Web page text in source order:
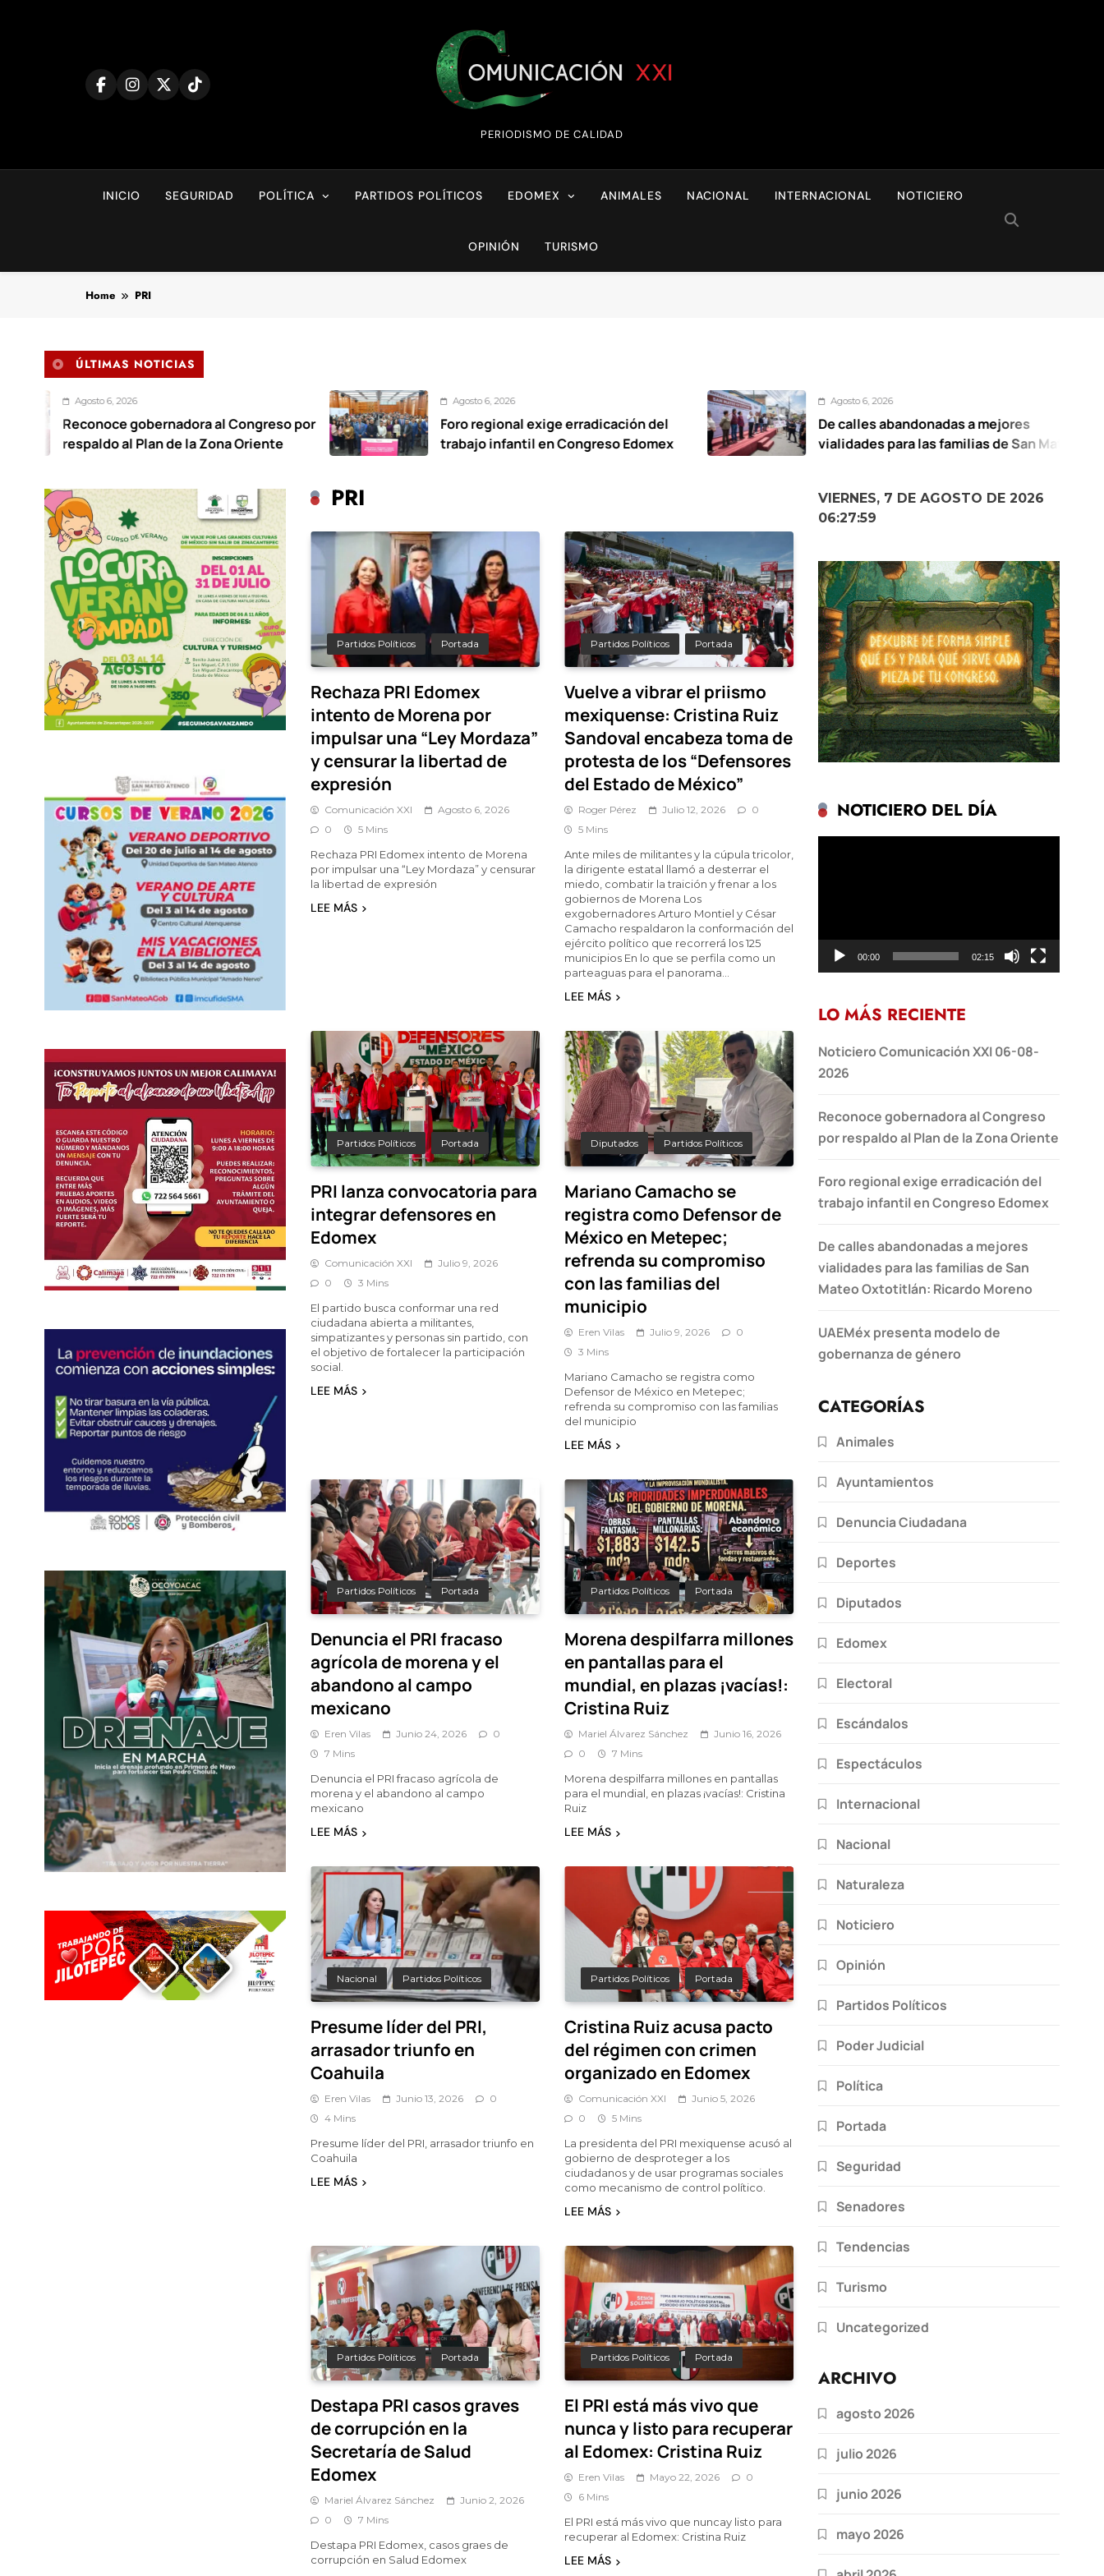
Comunicación XXI
PERIODISMO DE CALIDAD
INICIO SEGURIDAD POLÍTICA PARTIDOS POLÍTICOS EDOMEX ANIMALES NACIONAL INTERNACIONAL NOTICIERO
OPINIÓN TURISMO
Home PRI
ÚLTIMAS NOTICIAS
gobernadora al Congreso por
al Plan de la Zona Oriente
Agosto 6, 2026
Foro regional exige erradicación del
trabajo infantil en Congreso Edomex
Agosto 6, 2026
De calles abandonadas a mejores
vialidades para las familias de San Mateo
PRI
Partidos Políticos Portada
Rechaza PRI Edomex
intento de Morena por
impulsar una “Ley Mordaza”
y censurar la libertad de
expresión
Comunicación XXI
Agosto 6, 2026
0
5 Mins
Rechaza PRI Edomex intento de Morena
por impulsar una “Ley Mordaza” y censurar
la libertad de expresión
LEE MÁS
Partidos Políticos Portada
Vuelve a vibrar el priismo
mexiquense: Cristina Ruiz
Sandoval encabeza toma de
protesta de los “Defensores
del Estado de México”
Roger Pérez Julio 12, 2026
0
5 Mins
Ante miles de militantes y la cúpula tricolor,
la dirigente estatal llamó a desterrar el
miedo, combatir la traición y frenar a los
gobiernos de Morena Los
exgobernadores Arturo Montiel y César
Camacho respaldaron la conformación del
ejército político que recorrerá los 125
municipios En lo que se perfila como un
parteaguas para el panorama…
LEE MÁS
Partidos Políticos Portada
PRI lanza convocatoria para
integrar defensores en
Edomex
Comunicación XXI
Julio 9, 2026
0
3 Mins
El partido busca conformar una red
ciudadana abierta a militantes,
simpatizantes y personas sin partido, con
el objetivo de fortalecer la participación
social.
LEE MÁS
Diputados Partidos Políticos
Mariano Camacho se
registra como Defensor de
México en Metepec;
refrenda su compromiso
con las familias del
municipio
Eren Vilas Julio 9, 2026
0
3 Mins
Mariano Camacho se registra como
Defensor de México en Metepec;
refrenda su compromiso con las familias
del municipio
LEE MÁS
Partidos Políticos Portada
Denuncia el PRI fracaso
agrícola de morena y el
abandono al campo
mexicano
Eren Vilas Junio 24, 2026
0
7 Mins
Denuncia el PRI fracaso agrícola de
morena y el abandono al campo
mexicano
LEE MÁS
Partidos Políticos Portada
Morena despilfarra millones
en pantallas para el
mundial, en plazas ¡vacías!:
Cristina Ruiz
Mariel Álvarez Sánchez
Junio 16, 2026
0
7 Mins
Morena despilfarra millones en pantallas
para el mundial, en plazas ¡vacías!: Cristina
Ruiz
LEE MÁS
Nacional Partidos Políticos
Presume líder del PRI,
arrasador triunfo en
Coahuila
Eren Vilas Junio 13, 2026
0
4 Mins
Presume líder del PRI, arrasador triunfo en
Coahuila
LEE MÁS
Partidos Políticos Portada
Cristina Ruiz acusa pacto
del régimen con crimen
organizado en Edomex
Comunicación XXI
Junio 5, 2026
0
5 Mins
La presidenta del PRI mexiquense acusó al
gobierno de desproteger a los
ciudadanos y de usar programas sociales
como mecanismo de control político.
LEE MÁS
Partidos Políticos Portada
Destapa PRI casos graves
de corrupción en la
Secretaría de Salud
Edomex
Mariel Álvarez Sánchez
Junio 2, 2026
0
7 Mins
Destapa PRI Edomex, casos graes de
corrupción en Salud Edomex
Partidos Políticos Portada
El PRI está más vivo que
nunca y listo para recuperar
al Edomex: Cristina Ruiz
Eren Vilas Mayo 22, 2026
0
6 Mins
El PRI está más vivo que nuncay listo para
recuperar al Edomex: Cristina Ruiz
LEE MÁS
VIERNES, 7 DE AGOSTO DE 2026
06:28:00
NOTICIERO DEL DÍA
00:00 02:15
LO MÁS RECIENTE
Noticiero Comunicación XXI 06-08-
2026
Reconoce gobernadora al Congreso
por respaldo al Plan de la Zona Oriente
Foro regional exige erradicación del
trabajo infantil en Congreso Edomex
De calles abandonadas a mejores
vialidades para las familias de San
Mateo Oxtotitlán: Ricardo Moreno
UAEMéx presenta modelo de
gobernanza de género
CATEGORÍAS
Animales
Ayuntamientos
Denuncia Ciudadana
Deportes
Diputados
Edomex
Electoral
Escándalos
Espectáculos
Internacional
Nacional
Naturaleza
Noticiero
Opinión
Partidos Políticos
Poder Judicial
Política
Portada
Seguridad
Senadores
Tendencias
Turismo
Uncategorized
ARCHIVO
agosto 2026
julio 2026
junio 2026
mayo 2026